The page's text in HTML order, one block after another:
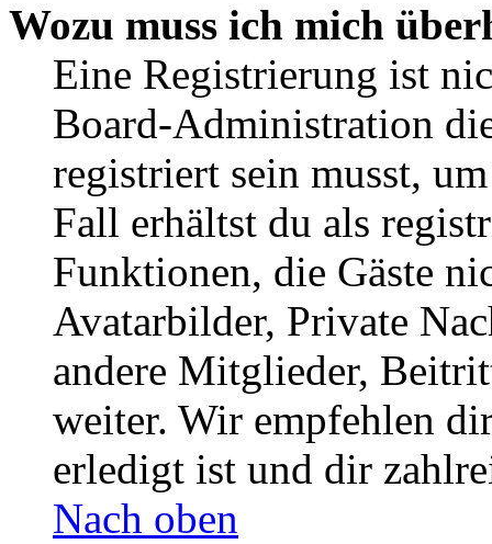
Wozu muss ich mich
Eine Registrierung ist
Board-Administration
registriert sein musst,
Fall erhältst du als
Funktionen, die Gäste
Avatarbilder, Private
andere Mitglieder,
weiter. Wir empfehlen
erledigt ist und dir
Nach oben